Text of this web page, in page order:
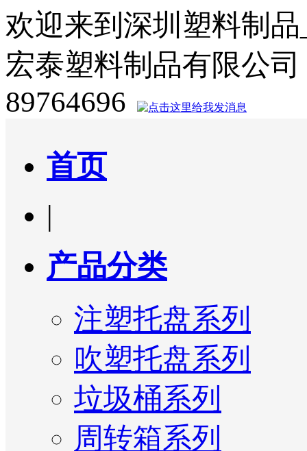
欢迎来到深圳塑料制
宏泰塑料制品有限公司
89764696
首页
|
产品分类
注塑托盘系列
吹塑托盘系列
垃圾桶系列
周转箱系列